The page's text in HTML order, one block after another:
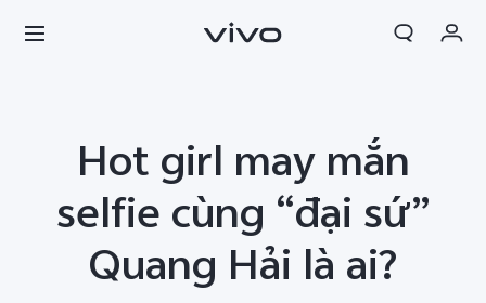
Đăng nhập/Đăng ký
Hot girl may mắn
selfie cùng “đại sứ”
Quang Hải là ai?